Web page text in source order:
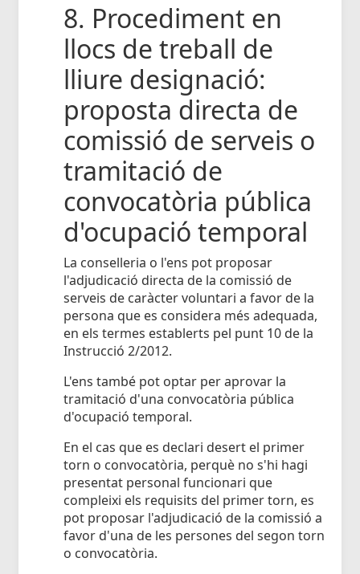
8. Procediment en
llocs de treball de
lliure designació:
proposta directa de
comissió de serveis o
tramitació de
convocatòria pública
d'ocupació temporal
La conselleria o l'ens pot proposar
l'adjudicació directa de la comissió de
serveis de caràcter voluntari a favor de la
persona que es considera més adequada,
en els termes establerts pel punt 10 de la
Instrucció 2/2012.
L'ens també pot optar per aprovar la
tramitació d'una convocatòria pública
d'ocupació temporal.
En el cas que es declari desert el primer
torn o convocatòria, perquè no s'hi hagi
presentat personal funcionari que
compleixi els requisits del primer torn, es
pot proposar l'adjudicació de la comissió a
favor d'una de les persones del segon torn
o convocatòria.